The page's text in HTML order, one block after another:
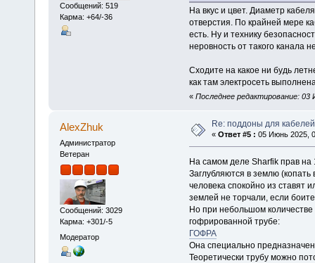
Сообщений: 519
Карма: +64/-36
На вкус и цвет. Диаметр
отверстия. По крайней мере
есть. Ну и технику
неровность от такого канала
Сходите на какое ни будь
как там электросеть
« Последнее редактирование:
AlexZhuk
Администратор
Ветеран
Сообщений: 3029
Карма: +301/-5
Модератор
Re: поддоны для кабелей
« Ответ #5 : 05 Июнь 2025,
На самом деле Sharfik прав
Заглубляются в землю
человека спокойно из ставят
землей не торчали, если
Но при небольшом
гофрированной трубе:
ГОФРА
Она специально
Теоретически трубу можно